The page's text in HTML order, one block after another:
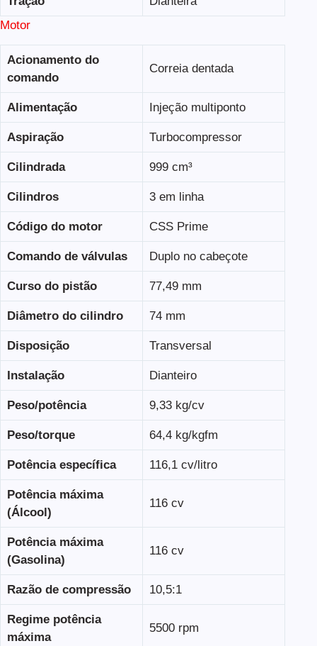
Motor
Acionamento do
comando
Correia dentada
Alimentação Injeção multiponto
Aspiração Turbocompressor
Cilindrada 999 cm³
Cilindros 3 em linha
Código do motor CSS Prime
Comando de válvulas Duplo no cabeçote
Curso do pistão 77,49 mm
Diâmetro do cilindro 74 mm
Disposição Transversal
Instalação Dianteiro
Peso/potência 9,33 kg/cv
Peso/torque 64,4 kg/kgfm
Potência específica 116,1 cv/litro
Potência máxima
(Álcool)
116 cv
Potência máxima
(Gasolina)
116 cv
Razão de compressão 10,5:1
Regime potência
máxima
5500 rpm